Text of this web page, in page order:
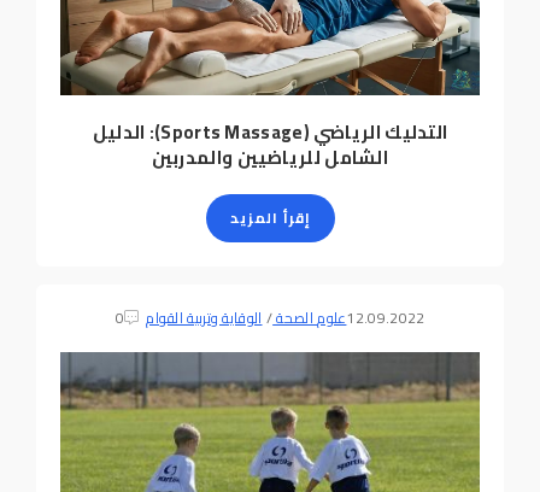
التدليك الرياضي (Sports Massage): الدليل
الشامل للرياضيين والمدربين
إقرأ المزيد
12.09.2022علوم الصحة/الوقاية وتربية القوام 0